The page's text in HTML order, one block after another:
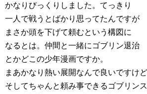
かなりびっくりしました。てっきり
一人で戦うとばかり思ってたんですが
まさか頭を下げて頼むという構図に
なるとは。仲間と一緒にゴブリン退治
とかどこの少年漫画ですか。
まあかなり熱い展開なんで良いですけど
そしてちゃんと頼み事できるゴブリン